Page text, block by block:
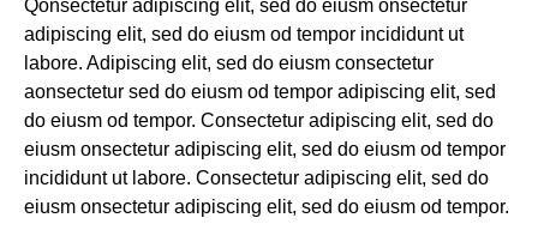
Qonsectetur adipiscing elit, sed do eiusm onsectetur
adipiscing elit, sed do eiusm od tempor incididunt ut
labore. Adipiscing elit, sed do eiusm consectetur
aonsectetur sed do eiusm od tempor adipiscing elit, sed
do eiusm od tempor. Consectetur adipiscing elit, sed do
eiusm onsectetur adipiscing elit, sed do eiusm od tempor
incididunt ut labore. Consectetur adipiscing elit, sed do
eiusm onsectetur adipiscing elit, sed do eiusm od tempor.